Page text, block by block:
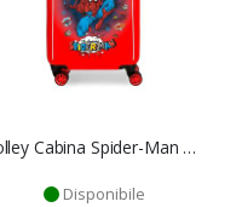
Trolley Cabina Spider-Man Marvel 55 cm Valigia ABS 34L 4 Ruote
Disponibile